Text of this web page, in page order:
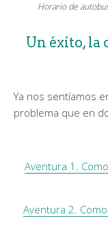
Horario de
Un éxito, la
Ya nos sentíamos
problema que en
Aventura 1.
Aventura 2.